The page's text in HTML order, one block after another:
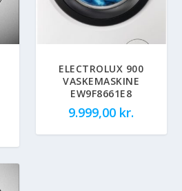
ELECTROLUX 900
VASKEMASKINE
EW9F8661E8
9.999,00 kr.